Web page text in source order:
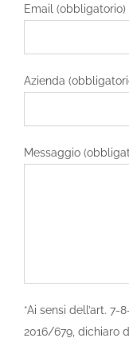
Email (obbligatorio)
Azienda
Messaggio
*Ai sensi dell’art. 7-
2016/679, dichiaro